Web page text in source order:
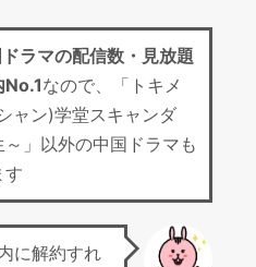
ラマの配信数・見放題
なので、「トキメ
ャン)学堂スキャンダ
」以外の中国ドラマも
す
に解約すれ